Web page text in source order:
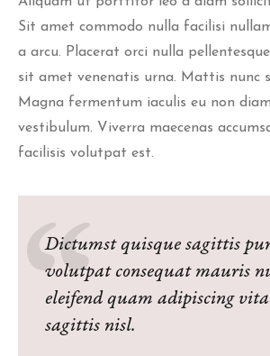
Sit amet commodo nulla facilisi
a arcu. Placerat orci nulla
sit amet venenatis urna. Mattis nunc
Magna fermentum iaculis eu non
vestibulum. Viverra maecenas
facilisis volutpat est.
Dictumst quisque sagittis
volutpat consequat mauris
eleifend quam adipiscing
sagittis nisl.